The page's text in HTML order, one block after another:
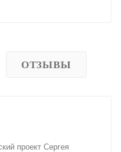
ОТЗЫВЫ
проект Сергея